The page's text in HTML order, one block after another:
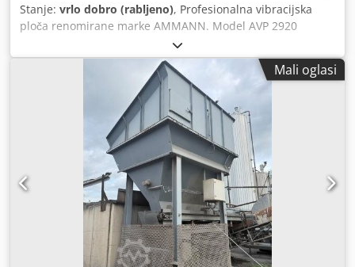
Stanje: vrlo dobro (rabljeno), Profesionalna vibracijska
ploča renomirane marke AMMANN. Model AVP 2920
opremljen je pouzdanim HATZ Diesel motorom snage 5 kW.
Stroj je namijenjen za profesionalne radove u postavljanju
opločnika, cestogradnji te za zbijanje tla, betonskih
elemenata, podloge i asfalta. Uređaj je potpuno mehanički,
čvrste njemačke konstrukcije. Vizualno stanje odgovara
fotografijama – uobičajeni tragovi korištenja. Tehnički
podaci: • Proizvođač: AMMANN • Model: AVP 2920 • Godina
proizvodnje: 1999 • Motor: HATZ Diesel • Tip motora: 1B30-
6 • Snaga: 5 kW Dedpfjy Sifyex Acbeck • Radna masa: 190
kg • Ručno pokretanje • Proizvedeno u Njemačkoj Primjena:
• zbijanje betonskih opločnika • radovi popločavanja •
cestovni radovi • zbijanje tla i podloge • iskopi i temelji
Stanje: Rabljeni stroj, kompletan. HATZ motor – izdržljiva i
cijenjena dizel jedinica.
Mali oglasi